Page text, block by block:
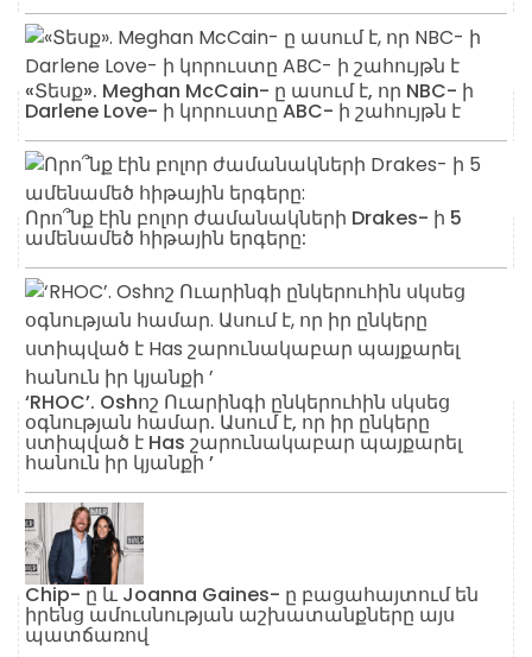
«Տեսք». Meghan McCain- ը ասում է, որ NBC- ի
Darlene Love- ի կորուստը ABC- ի շահույթն է
Որո՞նք էին բոլոր ժամանակների Drakes- ի 5
ամենամեծ հիթային երգերը:
‘RHOC’. Oshոշ Ուարինգի ընկերուհին սկսեց
օգնության համար. Ասում է, որ իր ընկերը
ստիպված է Has շարունակաբար պայքարել
հանուն իր կյանքի ’
Chip- ը և Joanna Gaines- ը բացահայտում են
իրենց ամուսնության աշխատանքները այս
պատճառով